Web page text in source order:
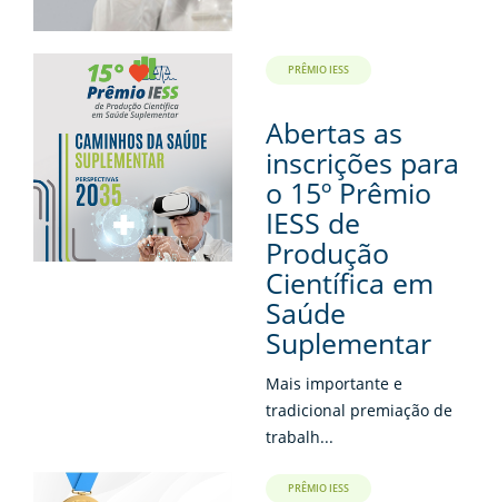
PRÊMIO IESS
Abertas as
inscrições para
o 15º Prêmio
IESS de
Produção
Científica em
Saúde
Suplementar
Mais importante e
tradicional premiação de
trabalh...
PRÊMIO IESS